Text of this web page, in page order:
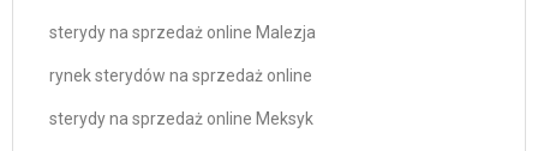
sterydy na sprzedaż online Malezja
rynek sterydów na sprzedaż online
sterydy na sprzedaż online Meksyk